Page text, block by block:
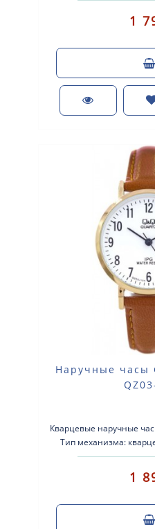
1
Наручные часы
Кварцевые наручные
Тип механизма:
позолотой.
1